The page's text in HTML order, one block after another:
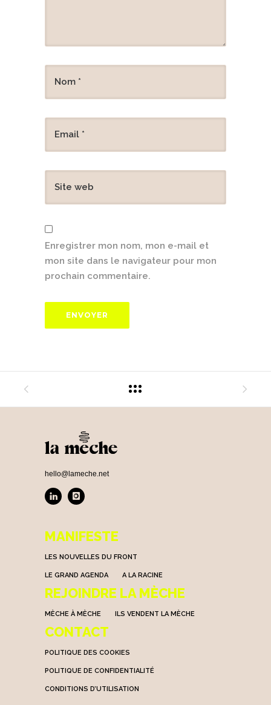
Enregistrer mon nom, mon e-mail et
mon site dans le navigateur pour mon
prochain commentaire.
hello@lameche.net
MANIFESTE
LES NOUVELLES DU FRONT
LE GRAND AGENDA A LA RACINE
REJOINDRE LA MÈCHE
MÈCHE À MÈCHE ILS VENDENT LA MÈCHE
CONTACT
POLITIQUE DES COOKIES
POLITIQUE DE CONFIDENTIALITÉ
CONDITIONS D’UTILISATION